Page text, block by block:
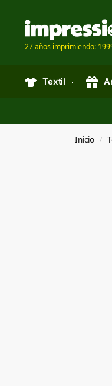
27 años imprimiendo:
Textil
Inicio /